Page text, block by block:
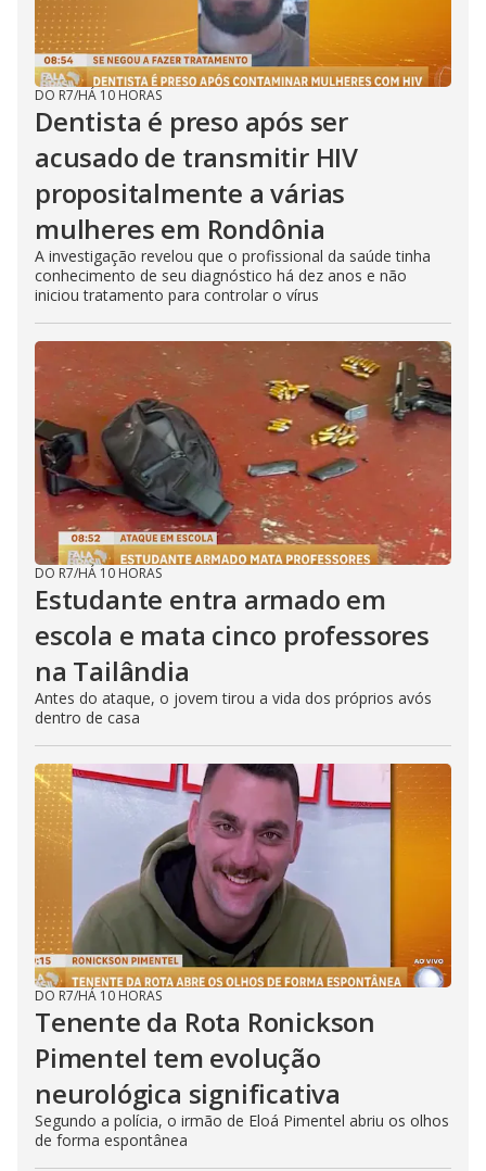
DO R7/HÁ 10 HORAS
Dentista é preso após ser
acusado de transmitir HIV
propositalmente a várias
mulheres em Rondônia
A investigação revelou que o profissional da saúde tinha
conhecimento de seu diagnóstico há dez anos e não
iniciou tratamento para controlar o vírus
DO R7/HÁ 10 HORAS
Estudante entra armado em
escola e mata cinco professores
na Tailândia
Antes do ataque, o jovem tirou a vida dos próprios avós
dentro de casa
DO R7/HÁ 10 HORAS
Tenente da Rota Ronickson
Pimentel tem evolução
neurológica significativa
Segundo a polícia, o irmão de Eloá Pimentel abriu os olhos
de forma espontânea